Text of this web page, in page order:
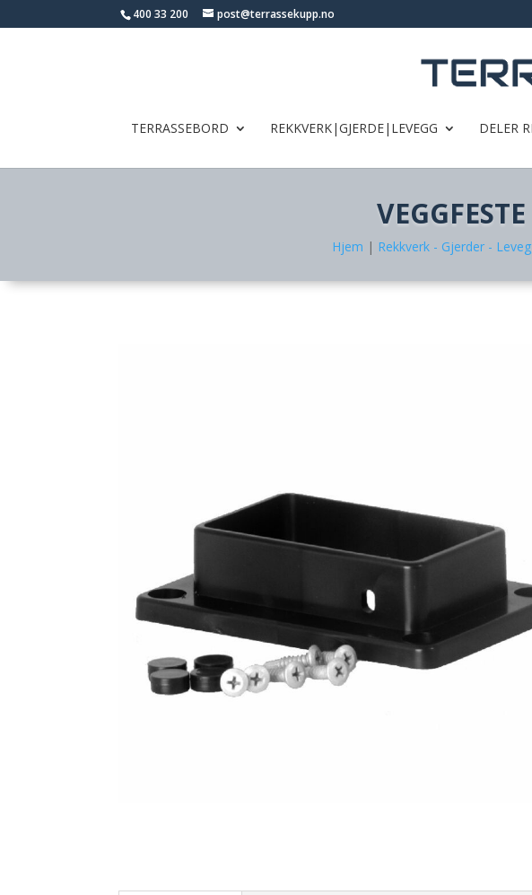
400 33 200 post@terrassekupp.no
TERRASSEBORD REKKVERK|GJERDE|LEVEGG DELER
Hjem | Rekkverk - Gjerder -